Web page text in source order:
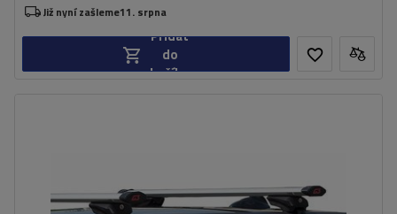
Již nyní zašleme11. srpna
Přidat
do
košíku